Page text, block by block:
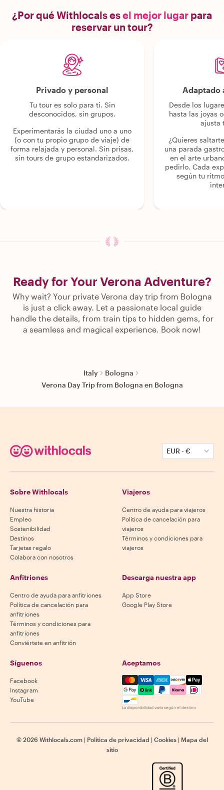
¿Por qué Withlocals esel mejor lugar para
reservar un tour?
Privado y personal
Tu tour es solo para ti. Sin
desconocidos, sin grupos.
Experimentarás la ciudad uno a uno
(o con tu propio grupo de viaje) de
forma relajada y personal. Sin prisas,
sin tours de grupo estandarizados.
Adaptado
Desde los
hasta las joyas
ajusta
¿Quieres
una parada
en el arte
pedirlo. Cada
según tu
Ready for Your Verona Adventure?
Why wait? Your private Verona day trip from Bologna
is just a click away. Let a passionate local guide
handle the details, from train tips to hidden gems, for
a seamless and magical experience. Book now!
Italy
Bologna
Verona Day Trip from Bologna en Bologna
EUR-€
Sobre Withlocals
Nuestra historia
Empleo
Sostenibilidad
Destinos
Tarjetas regalo
Colabora con nosotros
Viajeros
Centro de ayuda para viajeros
Política de cancelación para
viajeros
Términos y condiciones para
viajeros
Anfitriones
Centro de ayuda para anfitriones
Política de cancelación para
anfitriones
Términos y condiciones para
anfitriones
Conviértete en anfitrión
Descarga nuestra app
App Store
Google Play Store
Síguenos
Facebook
Instagram
YouTube
Aceptamos
Mastercard, Visa, Amex,
La disponibilidad varía según el destino
© 2026 Withlocals.com | Política de privacidad | Cookies | Mapa del
sitio